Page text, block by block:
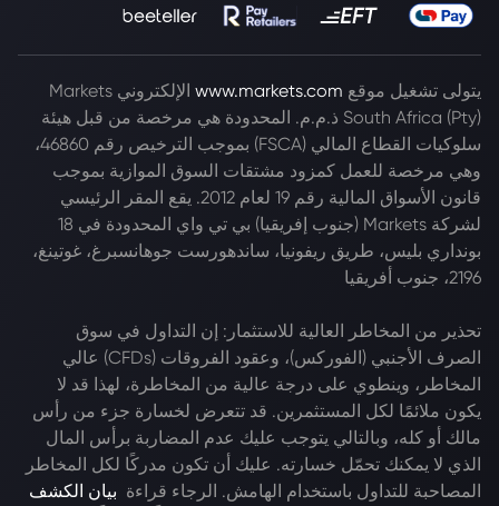
يتولى تشغيل موقع www.markets.com
الإلكتروني Markets
South Africa (Pty) ذ.م.م. المحدودة هي مرخصة من قبل هيئة
سلوكيات القطاع المالي (FSCA) بموجب الترخيص رقم 46860،
وهي مرخصة للعمل كمزود مشتقات السوق الموازية بموجب
قانون الأسواق المالية رقم 19 لعام 2012. يقع المقر الرئيسي
لشركة Markets (جنوب إفريقيا) بي تي واي المحدودة في 18
بونداري بليس، طريق ريفونيا، ساندهورست جوهانسبرغ، غوتينغ،
2196، جنوب أفريقيا
تحذير من المخاطر العالية للاستثمار: إن التداول في سوق
الصرف الأجنبي (الفوركس)، وعقود الفروقات (CFDs) عالي
المخاطر، وينطوي على درجة عالية من المخاطرة، لهذا قد لا
يكون ملائمًا لكل المستثمرين. قد تتعرض لخسارة جزء من رأس
مالك أو كله، وبالتالي يتوجب عليك عدم المضاربة برأس المال
الذي لا يمكنك تحمّل خسارته. عليك أن تكون مدركًا لكل المخاطر
المصاحبة للتداول باستخدام الهامش. الرجاء قراءة بيان الكشف